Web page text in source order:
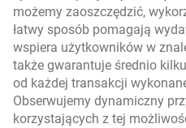
możemy zaoszczędzić,
łatwy sposób pomagają
wspiera użytkowników w
także gwarantuje średnio
od każdej transakcji
Obserwujemy dynamiczny
korzystających z tej